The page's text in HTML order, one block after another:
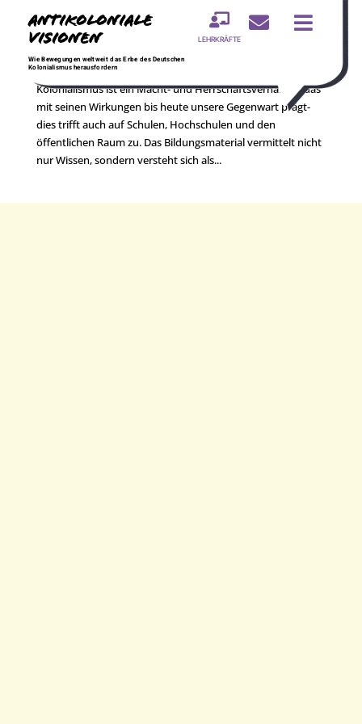
Antikoloniale
Visionen
Wie Bewegungen weltweit das Erbe des Deutschen
Kolonialismus herausfordern

LEHRKRÄFTE
 
Straßen erzählen Geschichte(n)
Kolonialismus ist ein Macht- und Herrschaftsverhältnis, das
mit seinen Wirkungen bis heute unsere Gegenwart prägt-
dies trifft auch auf Schulen, Hochschulen und den
öffentlichen Raum zu. Das Bildungsmaterial vermittelt nicht
nur Wissen, sondern versteht sich als...